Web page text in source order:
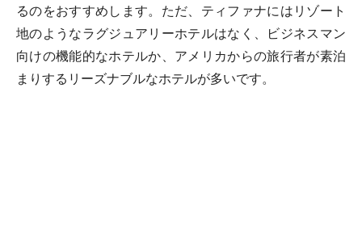
るのをおすすめします。ただ、ティファナにはリゾート
地のようなラグジュアリーホテルはなく、ビジネスマン
向けの機能的なホテルか、アメリカからの旅行者が素泊
まりするリーズナブルなホテルが多いです。